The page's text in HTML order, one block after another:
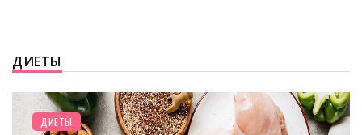
ДИЕТЫ
ДИЕТЫ